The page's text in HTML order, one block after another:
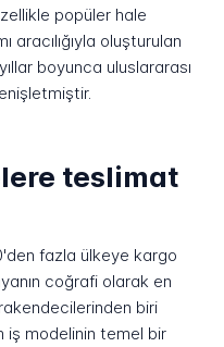
popüler hale
aracılığıyla oluşturulan
boyunca uluslararası
teslimat
fazla ülkeye kargo
coğrafi olarak en
biri
iş modelinin temel bir